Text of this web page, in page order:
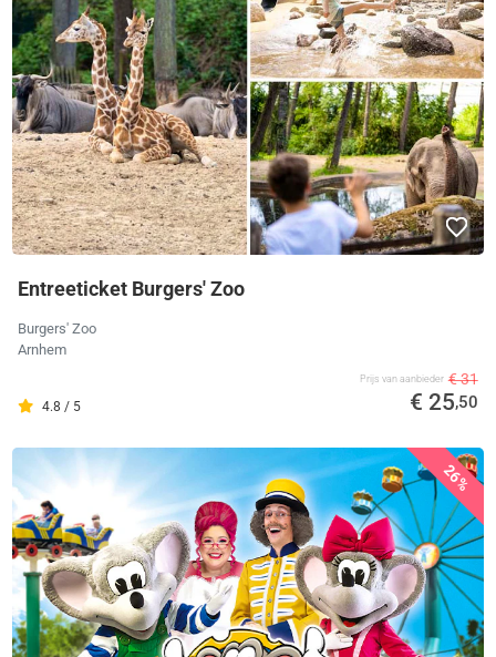
Entreeticket Burgers' Zoo
Burgers' Zoo
Arnhem
4.8 / 5
Prijs van aanbieder € 31
€ 25,50
26%